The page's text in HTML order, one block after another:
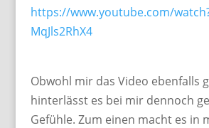
https://www.youtube.com/
MqJls2RhX4
Obwohl mir das Video ebenfalls
hinterlässt es bei mir dennoch
Gefühle. Zum einen macht es in